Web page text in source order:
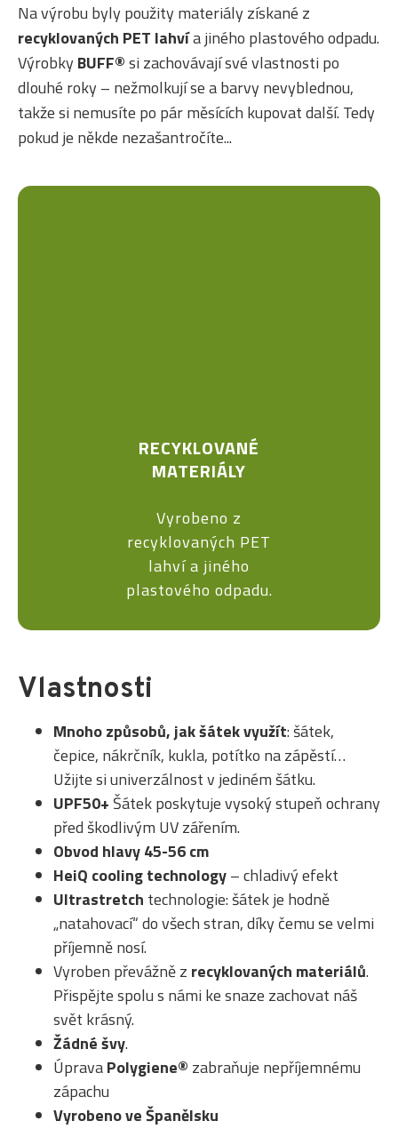
Na výrobu byly použity materiály získané z
recyklovaných PET lahvía jiného plastového odpadu.
VýrobkyBUFF®si zachovávají své vlastnosti po
dlouhé roky – nežmolkují se a barvy nevyblednou,
takže si nemusíte po pár měsících kupovat další. Tedy
pokud je někde nezašantročíte...
RECYKLOVANÉ
MATERIÁLY
Vyrobeno z
recyklovaných PET
lahví a jiného
plastového odpadu.
Vlastnosti
Mnoho způsobů, jak šátek využít: šátek,
čepice, nákrčník, kukla, potítko na zápěstí…
Užijte si univerzálnost v jediném šátku.
UPF50+ Šátek poskytuje vysoký stupeň ochrany
před škodlivým UV zářením.
Obvod hlavy 45-56 cm
HeiQ cooling technology– chladivý efekt
Ultrastretch technologie: šátek je hodně
„natahovací“ do všech stran, díky čemu se velmi
příjemně nosí.
Vyroben převážně z recyklovaných materiálů.
Přispějte spolu s námi ke snaze zachovat náš
svět krásný.
Žádné švy.
ÚpravaPolygiene® zabraňuje nepříjemnému
zápachu
Vyrobeno ve Španělsku